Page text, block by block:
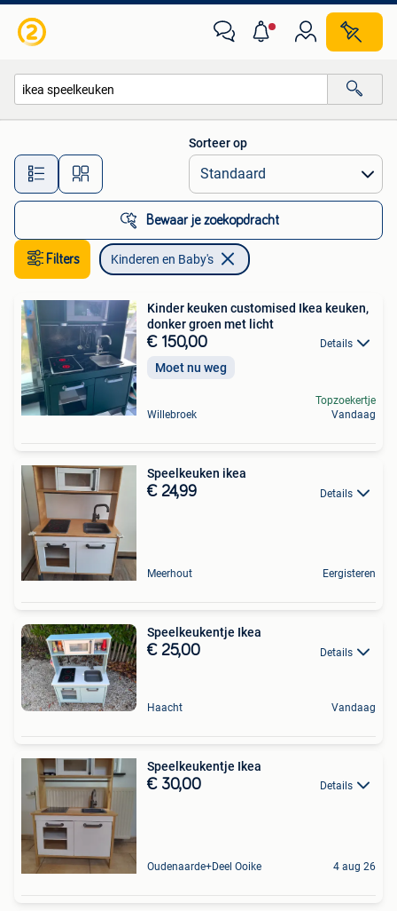
Alle afstanden…
Sorteer op
Bewaar je zoekopdracht
Filters Kinderen en Baby's
Kinder keuken customised Ikea keuken,
donker groen met licht
€ 150,00 Details
Moet nu weg
Willebroek
Topzoekertje
Vandaag
Speelkeuken ikea
€ 24,99 Details
Meerhout Eergisteren
Speelkeukentje Ikea
€ 25,00 Details
Haacht Vandaag
Speelkeukentje Ikea
€ 30,00 Details
Oudenaarde+Deel Ooike 4 aug 26